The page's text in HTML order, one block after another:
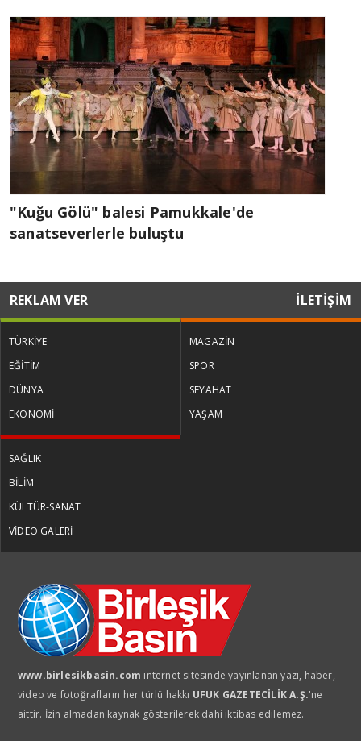
"Kuğu Gölü" balesi Pamukkale'de
sanatseverlerle buluştu
REKLAM VER İLETİŞİM
TÜRKİYE
EĞİTİM
DÜNYA
EKONOMİ
MAGAZİN
SPOR
SEYAHAT
YAŞAM
SAĞLIK
BİLİM
KÜLTÜR-SANAT
VİDEO GALERİ
www.birlesikbasin.com internet sitesinde yayınlanan yazı, haber,
video ve fotoğrafların her türlü hakkı UFUK GAZETECİLİK A.Ş.'ne
aittir. İzin almadan kaynak gösterilerek dahi iktibas edilemez.